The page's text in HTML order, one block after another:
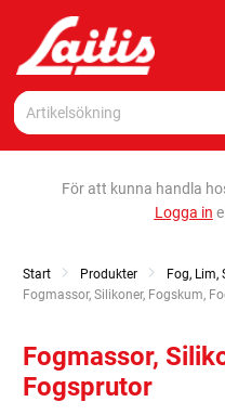
För att kunna handla
Logga in
Start Produkter
Fog, Lim,
Current:
Fogmassor, Silikoner, Fogskum,
Fogmassor,
Fogsprutor